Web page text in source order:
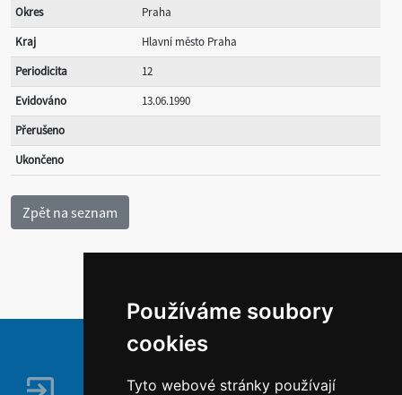
Používáme soubory
cookies
Tyto webové stránky používají
Okres
Praha
Kraj
Hlavní město Praha
Periodicita
12
Evidováno
13.06.1990
Přerušeno
Ukončeno